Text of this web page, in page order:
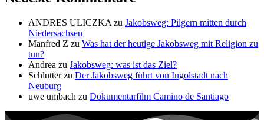
ANDRES ULICZKA zu Jakobsweg: Pilgern mitten durch
Niedersachsen
Manfred Z zu Was hat der heutige Jakobsweg mit Religion zu
tun?
Andrea zu Jakobsweg: was ist das Ziel?
Schlutterzu Der Jakobsweg führt von Ingolstadt nach
Neuburg
uwe umbach zu Dokumentarfilm Camino de Santiago